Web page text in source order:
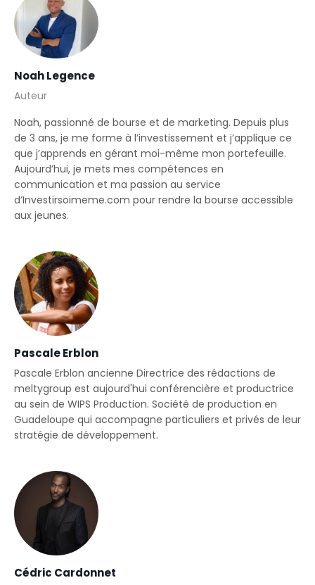
Noah Legence
Auteur
Noah, passionné de bourse et de marketing. Depuis plus
de 3 ans, je me forme à l’investissement et j’applique ce
que j’apprends en gérant moi-même mon portefeuille.
Aujourd’hui, je mets mes compétences en
communication et ma passion au service
d’Investirsoimeme.com pour rendre la bourse accessible
aux jeunes.
Pascale Erblon
Pascale Erblon ancienne Directrice des rédactions de
meltygroup est aujourd'hui conférencière et productrice
au sein de WIPS Production. Société de production en
Guadeloupe qui accompagne particuliers et privés de leur
stratégie de développement.
Cédric Cardonnet